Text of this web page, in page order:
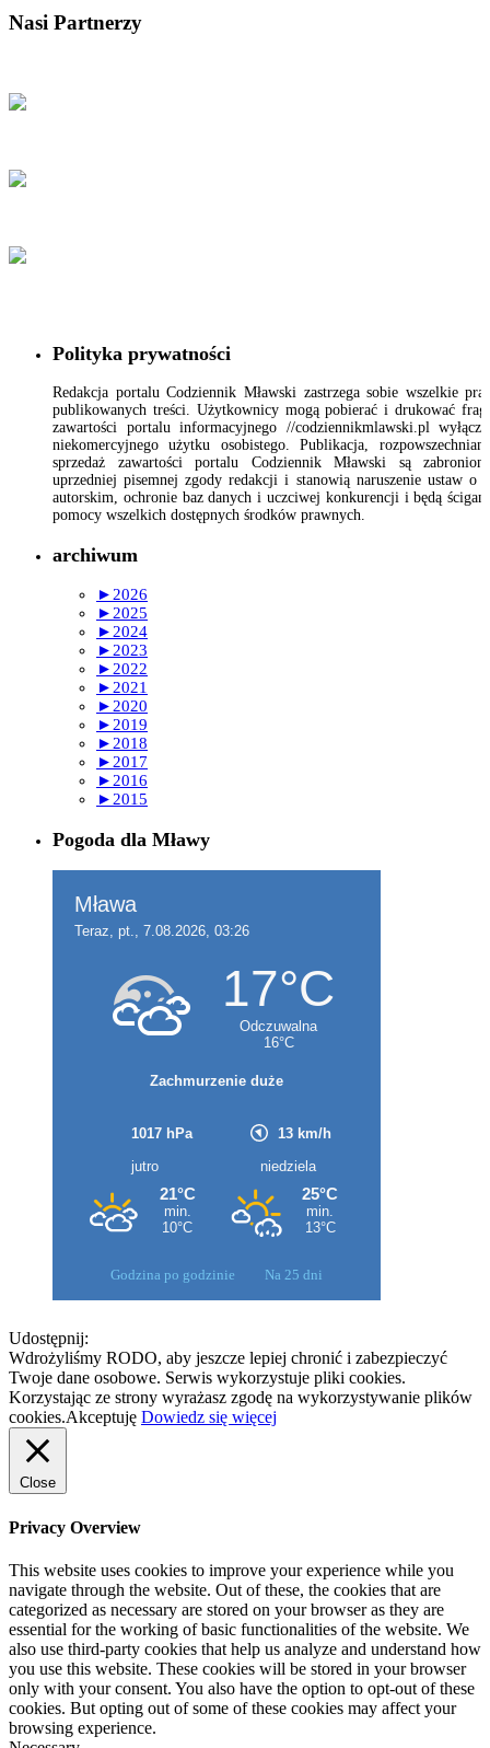
Nasi Partnerzy
Polityka prywatności
Redakcja portalu Codziennik Mławski zastrzega sobie wszelkie
publikowanych treści. Użytkownicy mogą pobierać i drukować
zawartości portalu informacyjnego //codziennikmlawski.pl
niekomercyjnego użytku osobistego. Publikacja,
sprzedaż zawartości portalu Codziennik Mławski są
uprzedniej pisemnej zgody redakcji i stanowią naruszenie ustaw o
autorskim, ochronie baz danych i uczciwej konkurencji i będą
pomocy wszelkich dostępnych środków prawnych.
archiwum
►2026
►2025
►2024
►2023
►2022
►2021
►2020
►2019
►2018
►2017
►2016
►2015
Pogoda dla Mławy
Godzina po godzinie Na 25 dni
Udostępnij:
Wdrożyliśmy RODO, aby jeszcze lepiej chronić i zabezpieczyć
Twoje dane osobowe. Serwis wykorzystuje pliki cookies.
Korzystając ze strony wyrażasz zgodę na wykorzystywanie plików
cookies.Akceptuję Dowiedz się więcej
Close
Privacy Overview
This website uses cookies to improve your experience while you
navigate through the website. Out of these, the cookies that are
categorized as necessary are stored on your browser as they are
essential for the working of basic functionalities of the website. We
also use third-party cookies that help us analyze and understand how
you use this website. These cookies will be stored in your browser
only with your consent. You also have the option to opt-out of these
cookies. But opting out of some of these cookies may affect your
browsing experience.